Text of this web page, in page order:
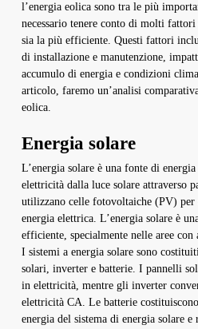
l’energia eolica sono tra le più
necessario tenere conto di molti
sia la più efficiente. Questi fattori
di installazione e manutenzione,
accumulo di energia e condizioni
articolo, faremo un’analisi
eolica.
Energia solare
L’energia solare è una fonte di
elettricità dalla luce solare attraverso
utilizzano celle fotovoltaiche (PV) per
energia elettrica. L’energia solare è
efficiente, specialmente nelle aree con
I sistemi a energia solare sono
solari, inverter e batterie. I pannelli
in elettricità, mentre gli inverter
elettricità CA. Le batterie
energia del sistema di energia solare e